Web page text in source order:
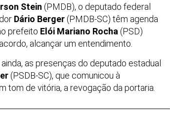
Stein (PMDB), o deputado federal
Dário Berger (PMDB-SC) têm agenda
prefeito Elói Mariano Rocha (PSD)
alcançar um entendimento.
as presenças do deputado estadual
(PSDB-SC), que comunicou à
tom de vitória, a revogação da portaria.